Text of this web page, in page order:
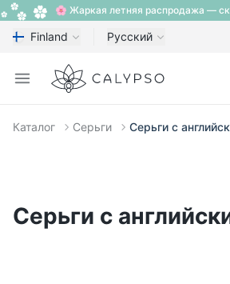
🌸 Жаркая летняя распродажа —
Finland Русский
Open menu
Calypso
Каталог Серьги Серьги с
Серьги с